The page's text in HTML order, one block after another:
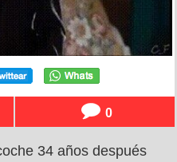
0
34 años después